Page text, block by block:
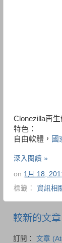
Clonezilla再生
特色：
自由軟體， 國
深入閱讀 »
on 1月 18,
標籤： 資訊相
較新的文章
訂閱： 文章